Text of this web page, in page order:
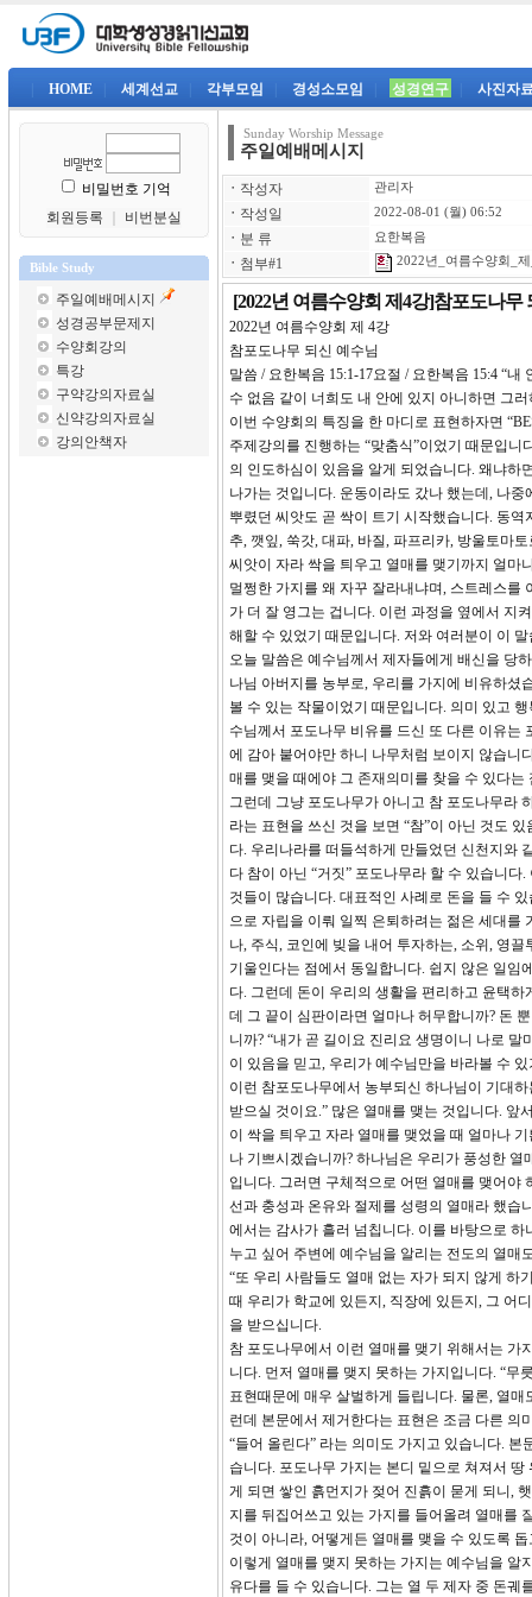
HOME 세계선교 각부모임 경성소모임 성경연구 사진자
비밀번호 기억
회원등록
비번분실
Bible Study
주일예배메시지
성경공부문제지
수양회강의
특강
구약강의자료실
신약강의자료실
강의안책자
Sunday Worship Message
주일예배메시지
ㆍ 작성자 관리자
ㆍ 작성일 2022-08-01 (월) 06:52
ㆍ 분 류 요한복음
ㆍ 첨부#1 2022년_여름수양회_
[2022년 여름수양회 제4강]참포도나무
2022년 여름수양회 제
참포도나무 되신 예수님
말씀 / 요한복음 15:1-17요절 / 요한복음 15:4 “
수 없음 같이 너희도 내 안에 있지 아니하면 그러
이번 수양회의 특징을 한 마디로 표현하자면
주제강의를 진행하는 “맞춤식”이었기 때문입
의 인도하심이 있음을 알게 되었습니다. 왜냐하
나가는 것입니다. 운동이라도 갔나 했는데, 나
뿌렸던 씨앗도 곧 싹이 트기 시작했습니다. 동
추, 깻잎, 쑥갓, 대파, 바질, 파프리카, 방울토마
씨앗이 자라 싹을 틔우고 열매를 맺기까지 얼마
멀쩡한 가지를 왜 자꾸 잘라내냐며, 스트레스를
가 더 잘 영그는 겁니다. 이런 과정을 옆에서 지
해할 수 있었기 때문입니다. 저와 여러분이 이
오늘 말씀은 예수님께서 제자들에게 배신을 당
나님 아버지를 농부로, 우리를 가지에 비유하셨
볼 수 있는 작물이었기 때문입니다. 의미 있고
수님께서 포도나무 비유를 드신 또 다른 이유는
에 감아 붙어야만 하니 나무처럼 보이지 않습니
매를 맺을 때에야 그 존재의미를 찾을 수 있다
그런데 그냥 포도나무가 아니고 참 포도나무라
라는 표현을 쓰신 것을 보면 “참”이 아닌 것도
다. 우리나라를 떠들석하게 만들었던 신천지와
다 참이 아닌 “거짓” 포도나무라 할 수 있습니
것들이 많습니다. 대표적인 사례로 돈을 들 수 있
으로 자립을 이뤄 일찍 은퇴하려는 젊은 세대를
나, 주식, 코인에 빚을 내어 투자하는, 소위, 영
기울인다는 점에서 동일합니다. 쉽지 않은 일임
다. 그런데 돈이 우리의 생활을 편리하고 윤택
데 그 끝이 심판이라면 얼마나 허무합니까? 돈
니까? “내가 곧 길이요 진리요 생명이니 나로
이 있음을 믿고, 우리가 예수님만을 바라볼 수
이런 참포도나무에서 농부되신 하나님이 기대
받으실 것이요.” 많은 열매를 맺는 것입니다. 앞
이 싹을 틔우고 자라 열매를 맺었을 때 얼마나
나 기쁘시겠습니까? 하나님은 우리가 풍성한
입니다. 그러면 구체적으로 어떤 열매를 맺어야
선과 충성과 온유와 절제를 성령의 열매라 했습
에서는 감사가 흘러 넘칩니다. 이를 바탕으로
누고 싶어 주변에 예수님을 알리는 전도의 열매
“또 우리 사람들도 열매 없는 자가 되지 않게 하
때 우리가 학교에 있든지, 직장에 있든지, 그 어
을 받으십니다.
참 포도나무에서 이런 열매를 맺기 위해서는 가
니다. 먼저 열매를 맺지 못하는 가지입니다. “무
표현때문에 매우 살벌하게 들립니다. 물론, 열
런데 본문에서 제거한다는 표현은 조금 다른 의
“들어 올린다” 라는 의미도 가지고 있습니다.
습니다. 포도나무 가지는 본디 밑으로 쳐져서
게 되면 쌓인 흙먼지가 젖어 진흙이 묻게 되니,
지를 뒤집어쓰고 있는 가지를 들어올려 열매를
것이 아니라, 어떻게든 열매를 맺을 수 있도록
이렇게 열매를 맺지 못하는 가지는 예수님을 알
유다를 들 수 있습니다. 그는 열 두 제자 중 돈